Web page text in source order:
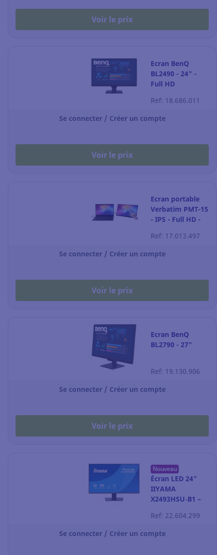
Voir le prix
Ecran BenQ
BL2490 - 24" -
Full HD
Ref: 18.686.011
Se connecter / Créer un compte
Voir le prix
Ecran portable
Verbatim PMT-15
- IPS - Full HD -
Ref: 17.013.497
Se connecter / Créer un compte
Voir le prix
Ecran BenQ
BL2790 - 27"
Ref: 19.130.906
Se connecter / Créer un compte
Voir le prix
Nouveau
Écran LED 24"
IIYAMA
X2493HSU‑B1 –
Ref: 22.604.299
Se connecter / Créer un compte